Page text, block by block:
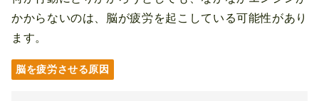
かからないのは、脳が疲労を起こしている可能性があり
ます。
脳を疲労させる原因